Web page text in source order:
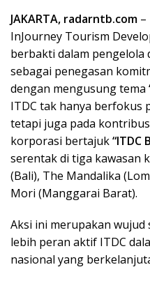
JAKARTA, radarntb.com
InJourney Tourism
berbakti dalam pengelola
sebagai penegasan
dengan mengusung tema
ITDC tak hanya berfokus
tetapi juga pada
korporasi bertajuk“ITDC
serentak di tiga kawasan
(Bali), The Mandalika
Mori (Manggarai Barat).
Aksi ini merupakan wujud
lebih peran aktif ITDC
nasional yang